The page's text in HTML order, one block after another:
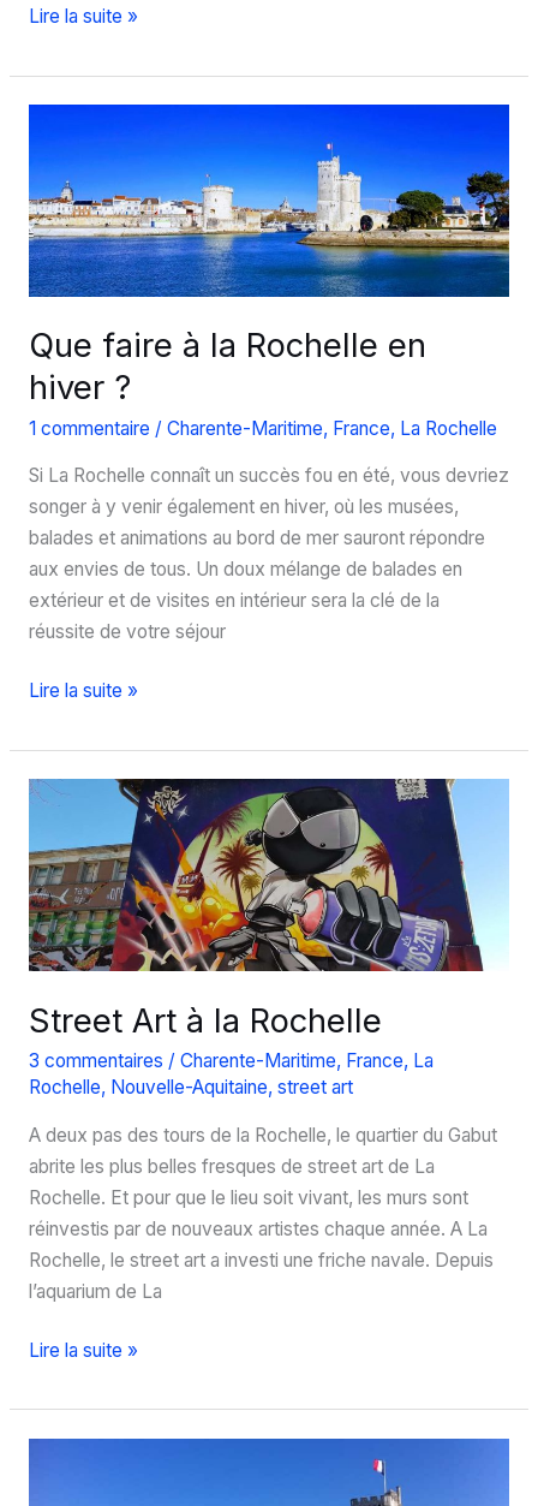
Visite
Musée
Maritime
La
Rochelle
Lire la suite »
Que faire à la Rochelle en
hiver ?
1 commentaire / Charente-Maritime, France, La Rochelle
Si La Rochelle connaît un succès fou en été, vous devriez
songer à y venir également en hiver, où les musées,
balades et animations au bord de mer sauront répondre
aux envies de tous. Un doux mélange de balades en
extérieur et de visites en intérieur sera la clé de la
réussite de votre séjour
Que
à
la
en
hiver
?
Lire la suite »
Street Art à la Rochelle
3 commentaires / Charente-Maritime, France, La
Rochelle, Nouvelle-Aquitaine, street art
A deux pas des tours de la Rochelle, le quartier du Gabut
abrite les plus belles fresques de street art de La
Rochelle. Et pour que le lieu soit vivant, les murs sont
réinvestis par de nouveaux artistes chaque année. A La
Rochelle, le street art a investi une friche navale. Depuis
l’aquarium de La
Street
à
la
Lire la suite »